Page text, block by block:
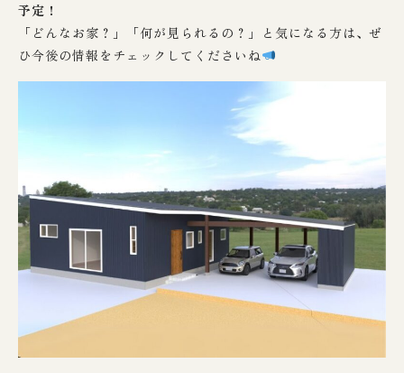
予定！
「どんなお家？」「何が見られるの？」と気になる方は、ぜ
ひ今後の情報をチェックしてくださいね